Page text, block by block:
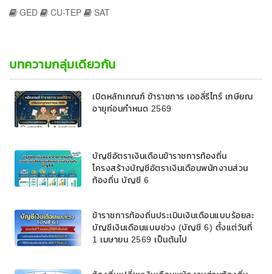
GED
CU-TEP SAT
บทความกลุ่มเดียวกัน
เปิดหลักเกณฑ์ ข้าราชการ เออลี่รีไทร์ เกษียณ
อายุก่อนกำหนด 2569
บัญชีอัตราเงินเดือนข้าราชการท้องถิ่น
โครงสร้างบัญชีอัตราเงินเดือนพนักงานส่วน
ท้องถิ่น บัญชี 6
ข้าราชการท้องถิ่นประเมินเงินเดือนแบบร้อยละ
บัญชีเงินเดือนแบบช่วง (บัญชี 6) ตั้งแต่วันที่
1 เมษายน 2569 เป็นต้นไป